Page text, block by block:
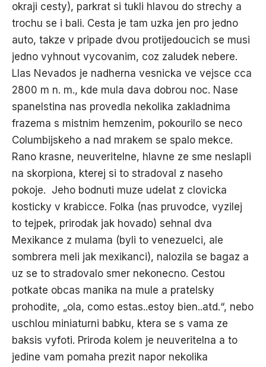
okraji cesty), parkrat si tukli hlavou do strechy a
trochu se i bali. Cesta je tam uzka jen pro jedno
auto, takze v pripade dvou protijedoucich se musi
jedno vyhnout vycovanim, coz zaludek nebere.
Llas Nevados je nadherna vesnicka ve vejsce cca
2800 m n. m., kde mula dava dobrou noc. Nase
spanelstina nas provedla nekolika zakladnima
frazema s mistnim hemzenim, pokourilo se neco
Columbijskeho a nad mrakem se spalo mekce.
Rano krasne, neuveritelne, hlavne ze sme neslapli
na skorpiona, kterej si to stradoval z naseho
pokoje. Jeho bodnuti muze udelat z clovicka
kosticky v krabicce. Folka (nas pruvodce, vyzilej
to tejpek, prirodak jak hovado) sehnal dva
Mexikance z mulama (byli to venezuelci, ale
sombrera meli jak mexikanci), nalozila se bagaz a
uz se to stradovalo smer nekonecno. Cestou
potkate obcas manika na mule a pratelsky
prohodite, „ola, como estas..estoy bien..atd.“, nebo
uschlou miniaturni babku, ktera se s vama ze
baksis vyfoti. Priroda kolem je neuveritelna a to
jedine vam pomaha prezit napor nekolika